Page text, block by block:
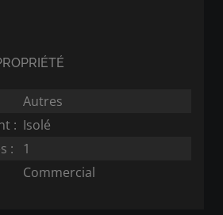
Autres
: Isolé
:
1
Commercial